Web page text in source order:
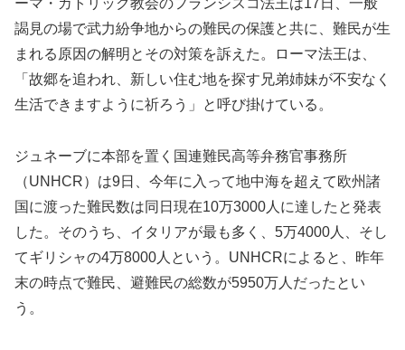
謁見の場で武力紛争地からの難民の保護と共に、難民が生
まれる原因の解明とその対策を訴えた。ローマ法王は、
「故郷を追われ、新しい住む地を探す兄弟姉妹が不安なく
生活できますように祈ろう」と呼び掛けている。
ジュネーブに本部を置く国連難民高等弁務官事務所
（UNHCR）は9日、今年に入って地中海を超えて欧州諸
国に渡った難民数は同日現在10万3000人に達したと発表
した。そのうち、イタリアが最も多く、5万4000人、そし
てギリシャの4万8000人という。UNHCRによると、昨年
末の時点で難民、避難民の総数が5950万人だったとい
う。